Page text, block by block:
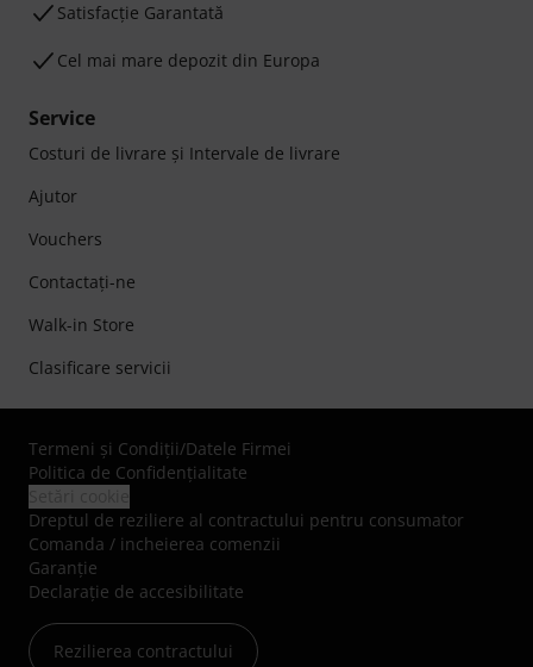
Satisfacție Garantată
Cel mai mare depozit din Europa
Service
Costuri de livrare şi Intervale de livrare
Ajutor
Vouchers
Contactaţi-ne
Walk-in Store
Clasificare servicii
Termeni şi Condiţii/Datele Firmei
Politica de Confidenţialitate
Dreptul de reziliere al contractului pentru consumator
Comanda / incheierea comenzii
Garanție
Declarație de accesibilitate
Rezilierea contractului